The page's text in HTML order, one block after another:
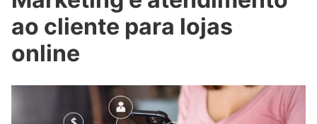
ao cliente para lojas
online